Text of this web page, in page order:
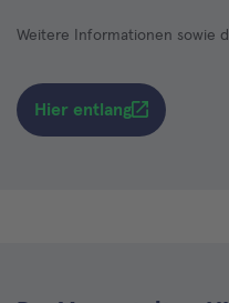
Weitere Informationen sowie
Hier entlang